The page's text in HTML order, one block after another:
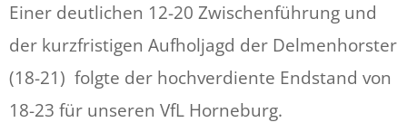
Einer deutlichen 12-20 Zwischenführung und
der kurzfristigen Aufholjagd der Delmenhorster
(18-21) folgte der hochverdiente Endstand von
18-23 für unseren VfL Horneburg.